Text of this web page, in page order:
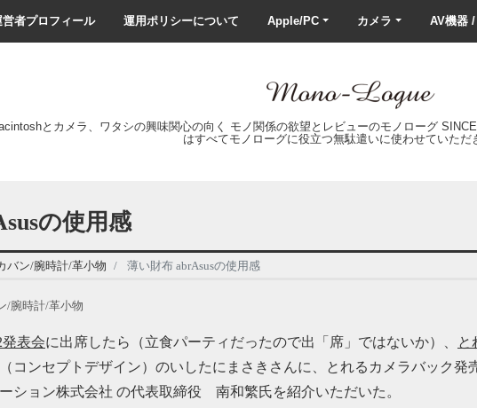
営者プロフィール 運用ポリシーについて Apple/PC カメラ AV機器
とカメラ、ワタシの興味関心の向く モノ関係の欲望とレビューのモノローグ
はすべてモノローグに役立つ無駄遣いに使わせていただ
の使用感
バン/腕時計/革小物 薄い財布 abrAsusの使用感
/腕時計/革小物
発表会に出席したら（立食パーティだったので出「席」ではないか）、
と
コンセプトデザイン）のいしたにまさきさんに、とれるカメラバック発
ション株式会社 の代表取締役 南和繁氏を紹介いただいた。